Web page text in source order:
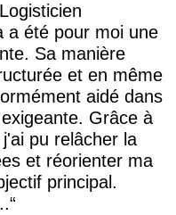
Logisticien
a été pour moi une
Sa manière
et en même
aidé dans
Grâce à
pu relâcher la
et réorienter ma
principal.